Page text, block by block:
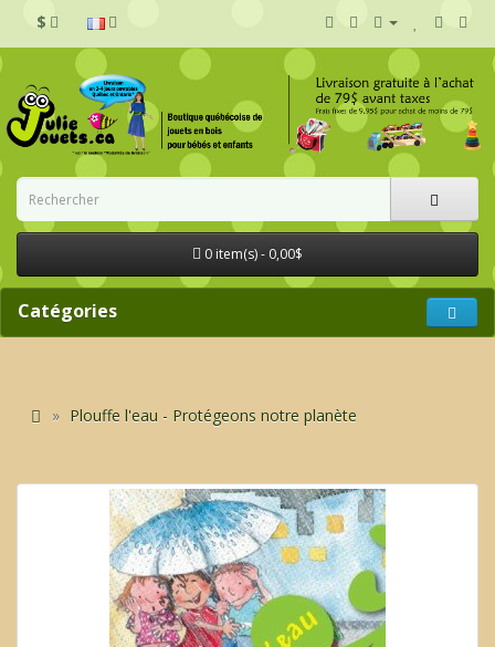
$
0 item(s) - 0,00$
Catégories
Plouffe l'eau - Protégeons notre planète